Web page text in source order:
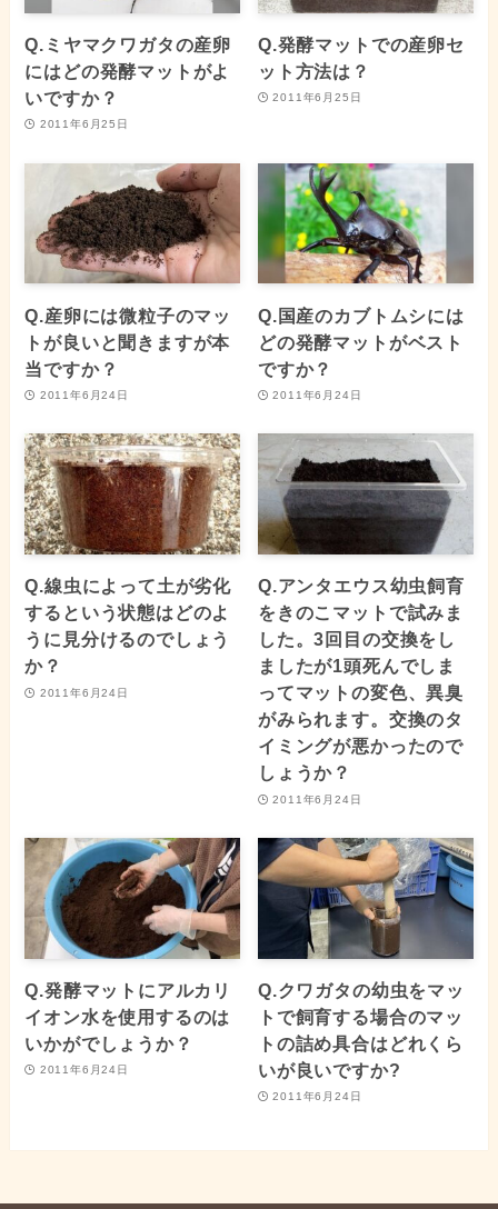
Q.ミヤマクワガタの産卵
にはどの発酵マットがよ
いですか？
2011年6月25日
Q.発酵マットでの産卵セ
ット方法は？
2011年6月25日
Q.産卵には微粒子のマッ
トが良いと聞きますが本
当ですか？
2011年6月24日
Q.国産のカブトムシには
どの発酵マットがベスト
ですか？
2011年6月24日
Q.線虫によって土が劣化
するという状態はどのよ
うに見分けるのでしょう
か？
2011年6月24日
Q.アンタエウス幼虫飼育
をきのこマットで試みま
した。3回目の交換をし
ましたが1頭死んでしま
ってマットの変色、異臭
がみられます。交換のタ
イミングが悪かったので
しょうか？
2011年6月24日
Q.発酵マットにアルカリ
イオン水を使用するのは
いかがでしょうか？
2011年6月24日
Q.クワガタの幼虫をマッ
トで飼育する場合のマッ
トの詰め具合はどれくら
いが良いですか?
2011年6月24日